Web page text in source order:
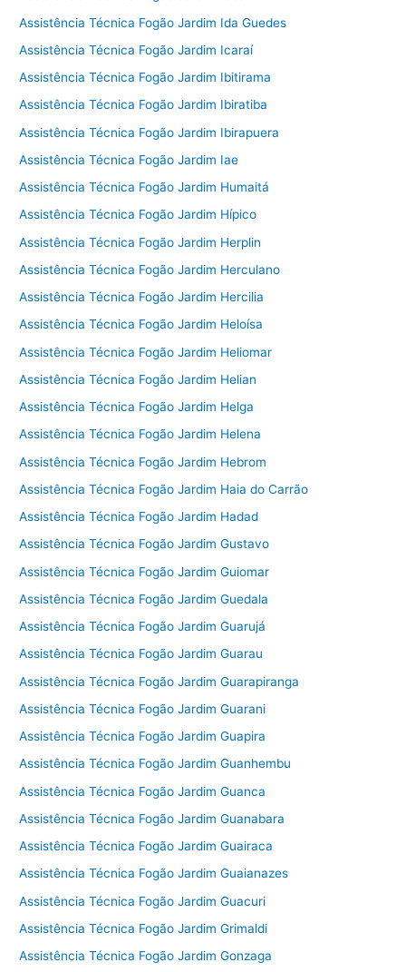
Assistência Técnica Fogão Jardim Ida Guedes
Assistência Técnica Fogão Jardim Icaraí
Assistência Técnica Fogão Jardim Ibitirama
Assistência Técnica Fogão Jardim Ibiratiba
Assistência Técnica Fogão Jardim Ibirapuera
Assistência Técnica Fogão Jardim Iae
Assistência Técnica Fogão Jardim Humaitá
Assistência Técnica Fogão Jardim Hípico
Assistência Técnica Fogão Jardim Herplin
Assistência Técnica Fogão Jardim Herculano
Assistência Técnica Fogão Jardim Hercilia
Assistência Técnica Fogão Jardim Heloísa
Assistência Técnica Fogão Jardim Heliomar
Assistência Técnica Fogão Jardim Helian
Assistência Técnica Fogão Jardim Helga
Assistência Técnica Fogão Jardim Helena
Assistência Técnica Fogão Jardim Hebrom
Assistência Técnica Fogão Jardim Haia do Carrão
Assistência Técnica Fogão Jardim Hadad
Assistência Técnica Fogão Jardim Gustavo
Assistência Técnica Fogão Jardim Guiomar
Assistência Técnica Fogão Jardim Guedala
Assistência Técnica Fogão Jardim Guarujá
Assistência Técnica Fogão Jardim Guarau
Assistência Técnica Fogão Jardim Guarapiranga
Assistência Técnica Fogão Jardim Guarani
Assistência Técnica Fogão Jardim Guapira
Assistência Técnica Fogão Jardim Guanhembu
Assistência Técnica Fogão Jardim Guanca
Assistência Técnica Fogão Jardim Guanabara
Assistência Técnica Fogão Jardim Guairaca
Assistência Técnica Fogão Jardim Guaianazes
Assistência Técnica Fogão Jardim Guacuri
Assistência Técnica Fogão Jardim Grimaldi
Assistência Técnica Fogão Jardim Gonzaga